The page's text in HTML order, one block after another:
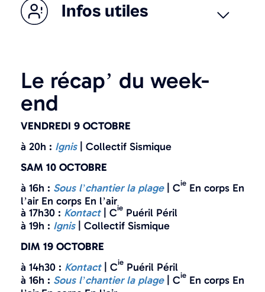
Infos utiles
Le récap’ du week-
end
VENDREDI 9 OCTOBRE
à 20h : Ignis
| Collectif Sismique
SAM 10 OCTOBRE
à 16h : Sous l’chantier la plage | Cie En corps En
l’air En corps En l’air
à 17h30 : Kontact | Cie Puéril Péril
à 19h : Ignis
| Collectif Sismique
DIM 19 OCTOBRE
à 14h30 : Kontact | Cie Puéril Péril
à 16h : Sous l’chantier la plage | Cie En corps En